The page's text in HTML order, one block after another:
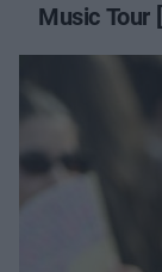
Music Tour